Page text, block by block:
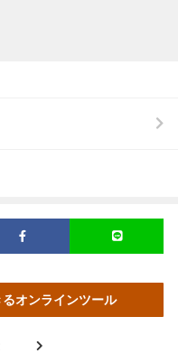
オンラインツール
>